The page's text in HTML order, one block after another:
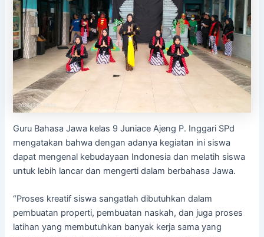
Guru Bahasa Jawa kelas 9 Juniace Ajeng P. Inggari SPd
mengatakan bahwa dengan adanya kegiatan ini siswa
dapat mengenal kebudayaan Indonesia dan melatih siswa
untuk lebih lancar dan mengerti dalam berbahasa Jawa.
“Proses kreatif siswa sangatlah dibutuhkan dalam
pembuatan properti, pembuatan naskah, dan juga proses
latihan yang membutuhkan banyak kerja sama yang